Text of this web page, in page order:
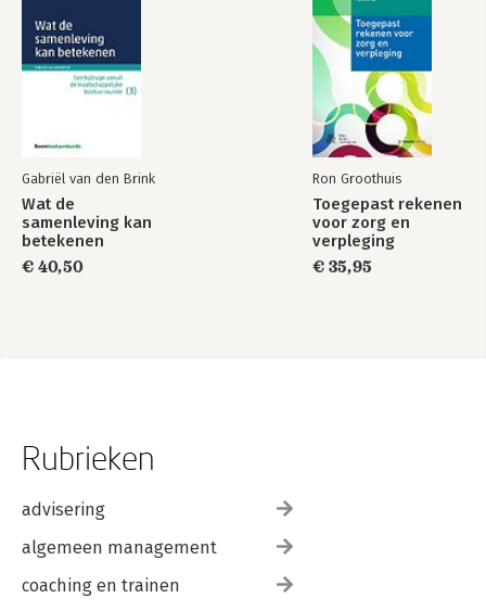
Gabriël van den Brink
Wat de
samenleving kan
betekenen
€ 40,50
Ron Groothuis
Toegepast rekenen
voor zorg en
verpleging
€ 35,95
Rubrieken
advisering
algemeen management
coaching en trainen